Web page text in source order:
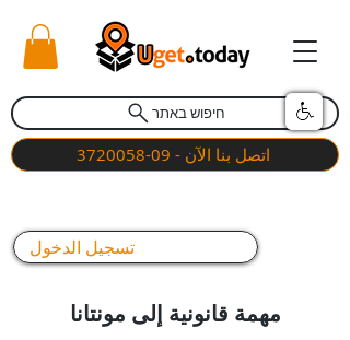
חיפוש באתר
اتصل بنا الآن - 09-3720058
تسجيل الدخول
مهمة قانونية إلى مونتانا